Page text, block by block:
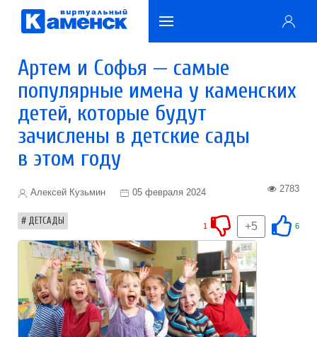
Артем и Софья — самые
популярные имена у каменских
детей, которые будут
зачислены в детские сады
в этом году
Алексей Кузьмин 05 февраля 2024 2783
ДЕТСАДЫ 6
+5
1